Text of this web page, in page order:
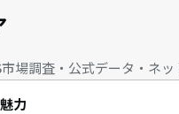
市場調査・公式データ・ネ
力